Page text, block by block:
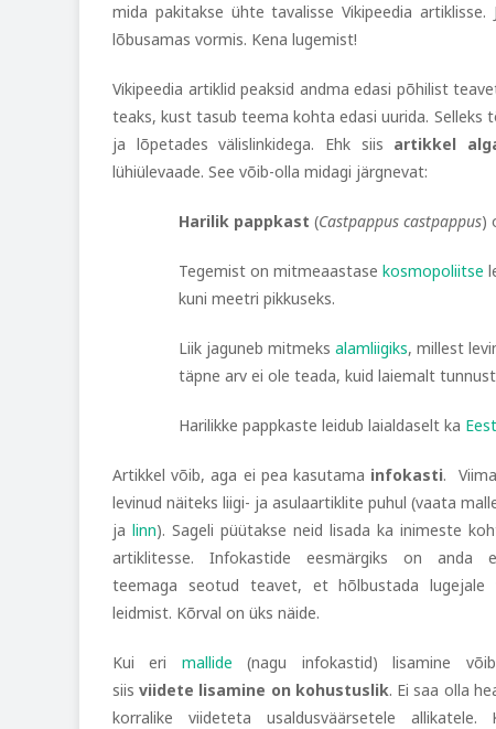
mida pakitakse ühte tavalisse Vikipeedia
lõbusamas vormis. Kena lugemist!
Vikipeedia artiklid peaksid andma edasi põhilist
teaks, kust tasub teema kohta edasi uurida.
ja lõpetades välislinkidega. Ehk siis artikkel
lühiülevaade. See võib-olla midagi järgnevat:
Harilik pappkast (Castpappus castpappus)
Tegemist on mitmeaastase kosmopoliitse
kuni meetri pikkuseks.
Liik jaguneb mitmeks alamliigiks, millest
täpne arv ei ole teada, kuid laiemalt
Harilikke pappkaste leidub laialdaselt ka
Artikkel võib, aga ei pea kasutama infokasti.
levinud näiteks liigi- ja asulaartiklite puhul (vaata
jalinn). Sageli püütakse neid lisada ka inimeste
artiklitesse. Infokastide eesmärgiks on anda
teemaga seotud teavet, et hõlbustada lugejale
leidmist. Kõrval on üks näide.
Kui eri mallide (nagu infokastid) lisamine
siisviidete lisamine on kohustuslik. Ei saa olla
korralike viideteta usaldusväärsetele allikatele.